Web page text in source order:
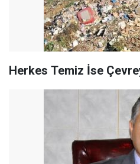
Herkes Temiz İse